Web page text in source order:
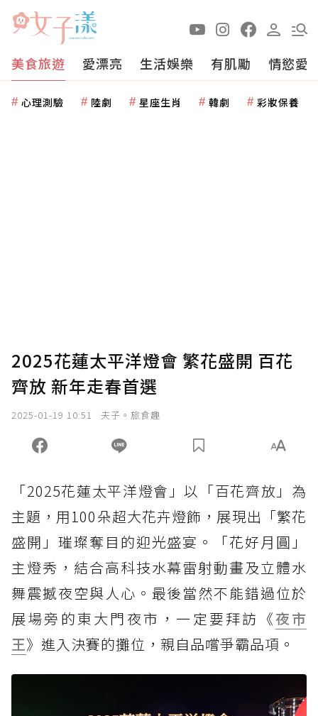
美食旅遊 愛漂亮 生活娛樂 有肌勵 情慾愛
心理測驗 陸劇 星座生肖 韓劇 彩妝保養
2025花蓮太平洋燈會 繁花盛開 百花
齊放 新年走春首選
2025-01-19 10:51 夫子。旅食趣
「2025花蓮太平洋燈會」以「百花齊放」為
主題，用100朵超大花卉燈飾，展現出「繁花
盛開」璀璨奪目的迎光盛宴。「花好月圓」
主燈秀，結合高科技水幕雷射動畫及立體水
舞震撼夜空與人心。最後當然不能錯過位於
展場旁的東大門夜市，一定要拜訪《夜市
王》進入決賽的攤位，親自品嚐爭霸品項。